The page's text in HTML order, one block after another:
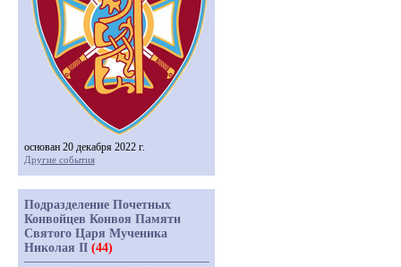
основан 20 декабря 2022 г.
Другие события
Подразделение Почетных
Конвойцев Конвоя Памяти
Святого Царя Мученика
Николая II (44)